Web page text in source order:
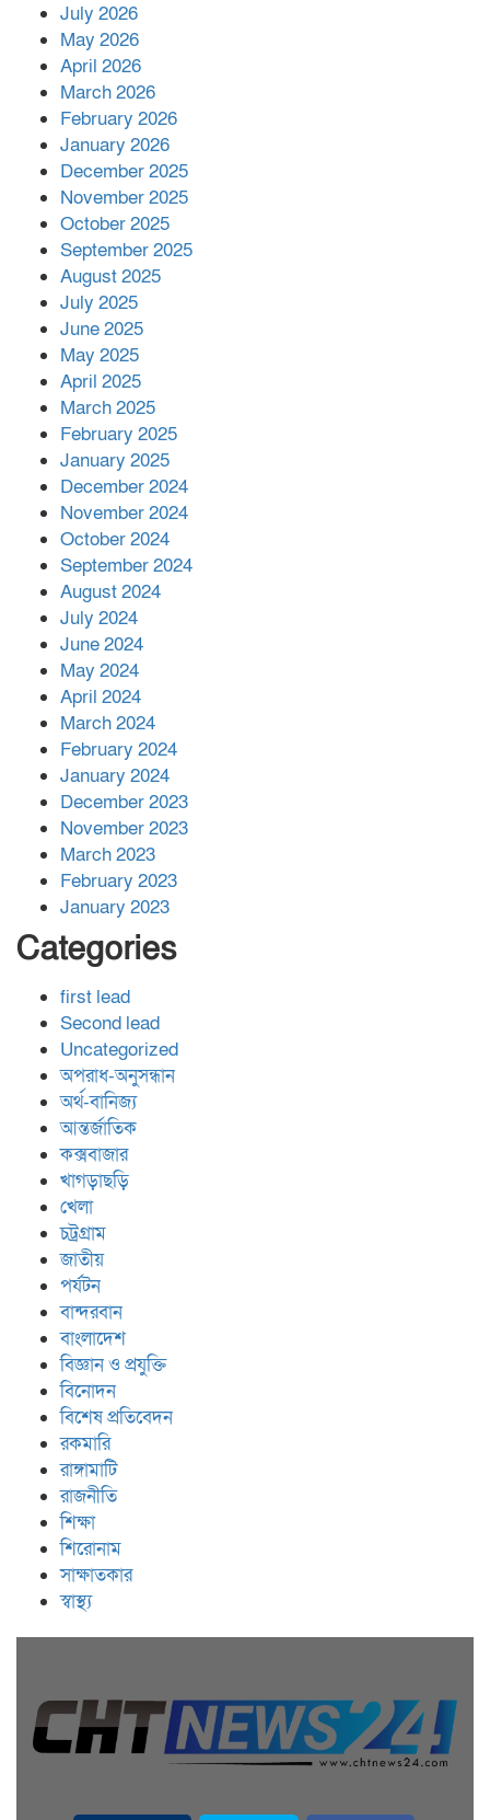
পর ফোন তারেক রহমানের,গ্যাস সঙ্কট
সহায়তা দিলেন সাচিং প্রু জেরী
July 2026
May 2026
April 2026
March 2026
February 2026
January 2026
December 2025
November 2025
October 2025
September 2025
August 2025
July 2025
June 2025
May 2025
April 2025
March 2025
February 2025
January 2025
December 2024
November 2024
October 2024
September 2024
August 2024
July 2024
June 2024
May 2024
April 2024
March 2024
February 2024
January 2024
December 2023
November 2023
March 2023
February 2023
January 2023
Categories
first lead
Second lead
Uncategorized
অপরাধ-অনুসন্ধান
অর্থ-বানিজ্য
আন্তর্জাতিক
কক্সবাজার
খাগড়াছড়ি
খেলা
চট্রগ্রাম
জাতীয়
পর্যটন
বান্দরবান
বাংলাদেশ
বিজ্ঞান ও প্রযুক্তি
বিনোদন
বিশেষ প্রতিবেদন
রকমারি
রাঙ্গামাটি
রাজনীতি
শিক্ষা
শিরোনাম
সাক্ষাতকার
স্বাস্থ্য